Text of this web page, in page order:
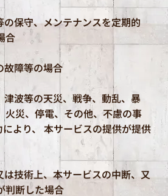
保守、メンテナンスを定期的
合
故障等の場合
波等の天災、戦争、動乱、暴
火災、停電、その他、不慮の事
より、 本サービスの提供が提供
技術上、本サービスの中断、又
判断した場合